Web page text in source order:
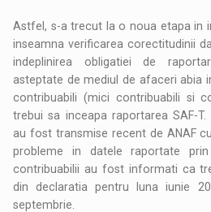
Astfel, s-a trecut la o noua etapa in
inseamna verificarea corectitudinii
indeplinirea obligatiei de
asteptate de mediul de afaceri abia
contribuabili (mici contribuabili si
trebui sa inceapa raportarea SAF-
au fost transmise recent de ANAF
probleme in datele raportate
contribuabilii au fost informati ca
din declaratia pentru luna iunie
septembrie.